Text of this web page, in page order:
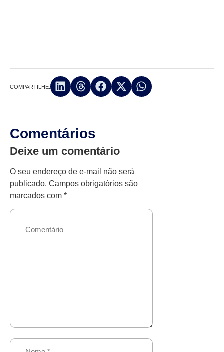
COMPARTILHE:
Comentários
Deixe um comentário
O seu endereço de e-mail não será
publicado. Campos obrigatórios são
marcados com *